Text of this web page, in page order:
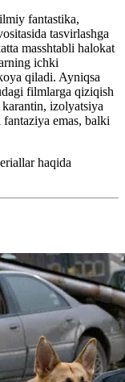
fantastika,
tasvirlashga
masshtabli halokat
ichki
qiladi. Ayniqsa
filmlarga qiziqish
izolyatsiya
emas, balki
haqida